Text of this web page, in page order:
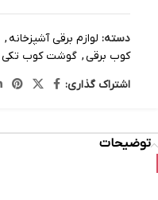
دسته: لوازم برقی آشپزخانه ,
کوب برقی, گوشت کوب تکی
اشتراک گذاری:
توضیحات